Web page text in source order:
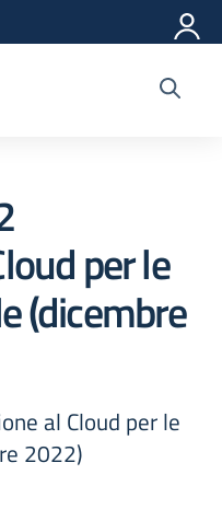
per le
(dicembre
al Cloud per le
2022)